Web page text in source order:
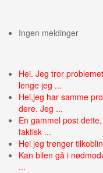
Ingen meldinger
Hei. Jeg tror
lenge jeg ...
Hei,jeg har samme
dere. Jeg ...
En gammel post
faktisk ...
Hei jeg trenger
Kan bilen gå i
...